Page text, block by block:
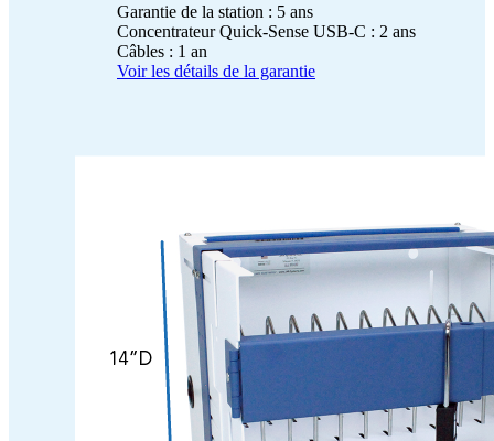
Garantie de la station : 5 ans
Concentrateur Quick-Sense USB-C : 2 ans
Câbles : 1 an
Voir les détails de la garantie